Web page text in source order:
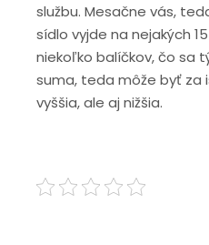
službu. Mesačne vás,
sídlo vyjde na nejakých
niekoľko balíčkov, čo sa
suma, teda môže byť za
vyššia, ale aj nižšia.